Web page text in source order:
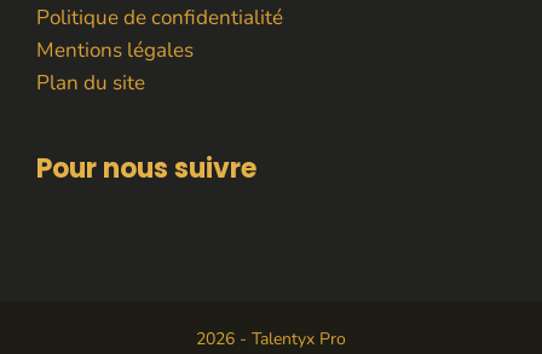
Politique de confidentialité
Mentions légales
Plan du site
Pour nous suivre
2026 - Talentyx Pro